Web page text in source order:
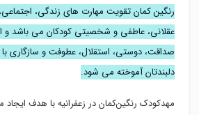
رنگین کمان تقویت مهارت های زندگی،
عقلانی، عاطفی و شخصیتی کودکان می باشد و
صداقت، دوستی، استقلال، عطوفت و سازگاری با
دلبندتان آموخته می شود.
مهدکودک رنگین‌کمان در زعفرانیه با هدف